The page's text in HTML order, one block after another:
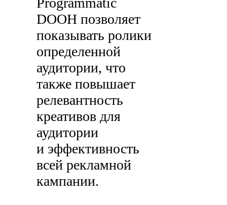
DOOH позволяет
показывать ролики
определенной
аудитории, что
также повышает
релевантность
креативов для
аудитории
и эффективность
всей рекламной
кампании.